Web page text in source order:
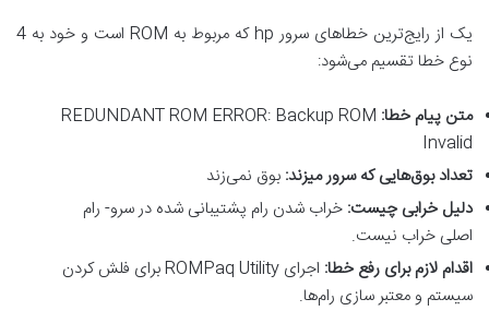
یک از رایج‌ترین خطاهای سرور hp که مربوط به ROM است و خود به 4
نوع خطا تقسیم می‌شود:
متن پیام خطا:
REDUNDANT ROM ERROR: Backup ROM
Invalid
تعداد بوق‌هایی که سرور میزند: بوق نمی‌زند
دلیل خرابی چیست: خراب شدن رام پشتیبانی شده در سرو- رام
اصلی خراب نیست.
اقدام لازم برای رفع خطا:
اجرای ROMPaq Utility برای فلش کردن
سیستم و معتبر سازی رام‌ها.